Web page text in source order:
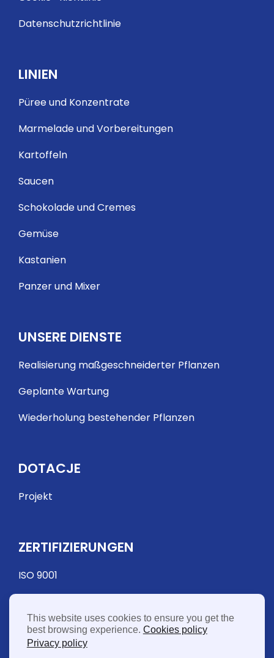
This website uses cookies to ensure you get the
best browsing experience. Cookies policy
Privacy policy
Datenschutzrichtlinie
LINIEN
Püree und Konzentrate
Marmelade und Vorbereitungen
Kartoffeln
Saucen
Schokolade und Cremes
Gemüse
Kastanien
Panzer und Mixer
UNSERE DIENSTE
Realisierung maßgeschneiderter Pflanzen
Geplante Wartung
Wiederholung bestehender Pflanzen
DOTACJE
Projekt
ZERTIFIZIERUNGEN
ISO 9001